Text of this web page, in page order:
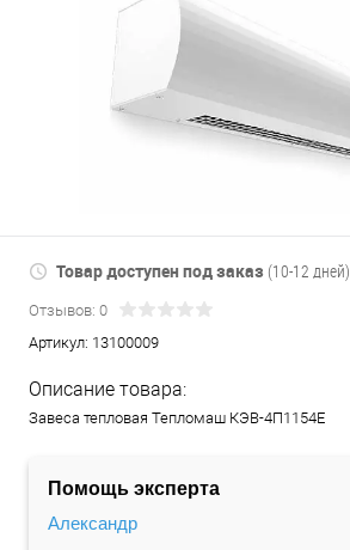
Товар доступен под заказ (10-12 дней)
Отзывов: 0
Артикул: 13100009
Описание товара:
Завеса тепловая Тепломаш КЭВ-4П1154Е
Помощь эксперта
Александр